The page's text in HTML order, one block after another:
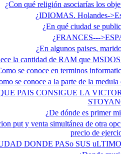
¿Con qué religión asociarías los
¿IDIOMAS. Holandes-
¿En qué ciudad se
¿FRANCES---
¿En algunos paises,
la cantidad de RAM que
se conoce en terminos
se conoce a la parte de la
PAIS CONSIGUE LA
¿De dónde es primer
put y venta simultánea de otra
precio de
DONDE PASo SUS